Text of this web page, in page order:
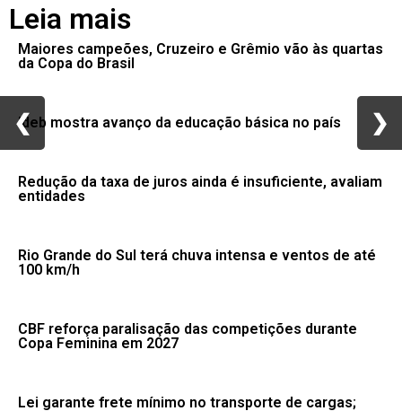
Leia mais
Maiores campeões, Cruzeiro e Grêmio vão às quartas
da Copa do Brasil
Ideb mostra avanço da educação básica no país
Redução da taxa de juros ainda é insuficiente, avaliam
entidades
Rio Grande do Sul terá chuva intensa e ventos de até
100 km/h
CBF reforça paralisação das competições durante
Copa Feminina em 2027
Lei garante frete mínimo no transporte de cargas;
❮ ❯
❮ ❯